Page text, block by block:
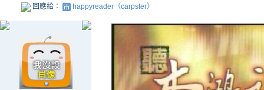
回應給： happyreader（carpster）